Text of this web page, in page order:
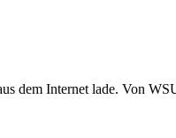
dem Internet lade. Von